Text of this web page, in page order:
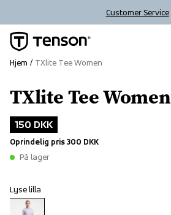
Customer Service
TXlite Tee Women
150 DKK
Oprindelig pris300 DKK
På lager
Lyse lilla
Hjem TXlite Tee Women
Outlet